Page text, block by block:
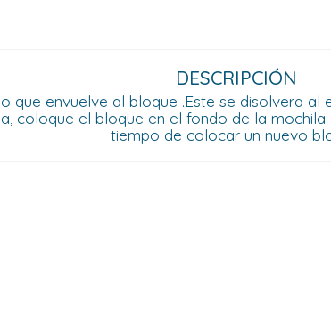
DESCRIPCIÓN
que envuelve al bloque .Este se disolvera
coloque el bloque en el fondo de la
tiempo de colocar un nuevo